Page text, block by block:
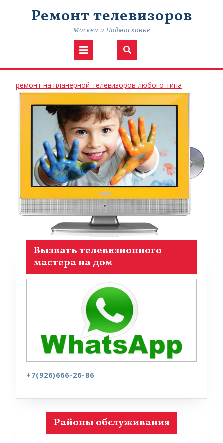
Ремонт телевизоров
Москва и Подмосковье
Open
Button
ремонт на планерной телевизоров любого типа
на
любого
Вызвать телевизионного
мастера на дом
+7(926)666-26-86
Районы обслуживания